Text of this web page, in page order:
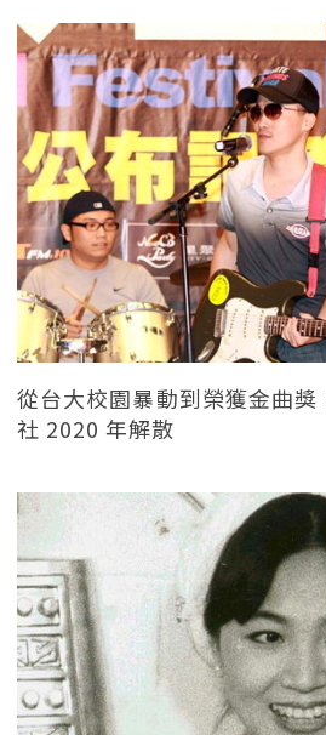
從台大校園暴動到榮獲金曲
社 2020 年解散